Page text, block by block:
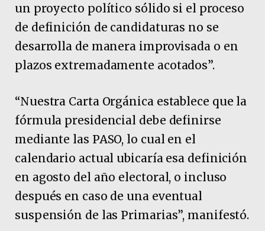
un proyecto político sólido si el proceso
de definición de candidaturas no se
desarrolla de manera improvisada o en
plazos extremadamente acotados”.
“Nuestra Carta Orgánica establece que la
fórmula presidencial debe definirse
mediante las PASO, lo cual en el
calendario actual ubicaría esa definición
en agosto del año electoral, o incluso
después en caso de una eventual
suspensión de las Primarias”, manifestó.